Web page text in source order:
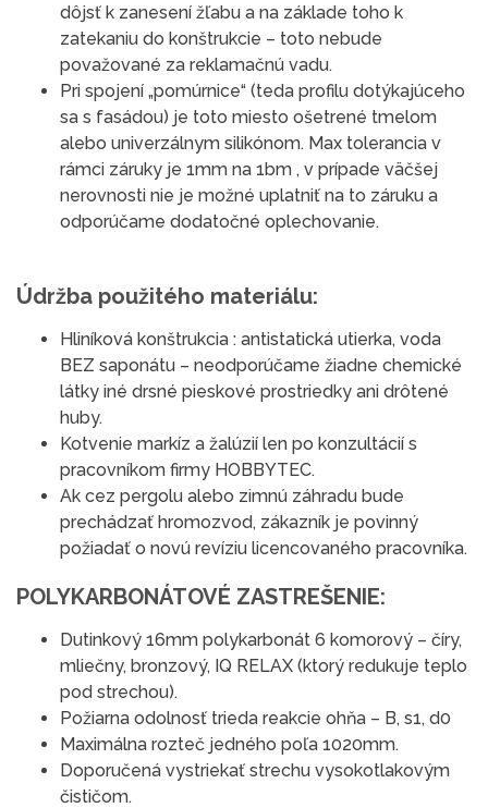
dôjsť k zanesení žľabu a na základe toho k
zatekaniu do konštrukcie – toto nebude
považované za reklamačnú vadu.
Pri spojení „pomúrnice“ (teda profilu dotýkajúceho
sa s fasádou) je toto miesto ošetrené tmelom
alebo univerzálnym silikónom. Max tolerancia v
rámci záruky je 1mm na 1bm , v prípade väčšej
nerovnosti nie je možné uplatniť na to záruku a
odporúčame dodatočné oplechovanie.
Údržba použitého materiálu:
Hliníková konštrukcia : antistatická utierka, voda
BEZ saponátu – neodporúčame žiadne chemické
látky iné drsné pieskové prostriedky ani drôtené
huby.
Kotvenie markíz a žalúzií len po konzultácií s
pracovníkom firmy HOBBYTEC.
Ak cez pergolu alebo zimnú záhradu bude
prechádzať hromozvod, zákazník je povinný
požiadať o novú revíziu licencovaného pracovníka.
POLYKARBONÁTOVÉ ZASTREŠENIE:
Dutinkový 16mm polykarbonát 6 komorový – číry,
mliečny, bronzový, IQ RELAX (ktorý redukuje teplo
pod strechou).
Požiarna odolnosť trieda reakcie ohňa – B, s1, d0
Maximálna rozteč jedného poľa 1020mm.
Doporučená vystriekať strechu vysokotlakovým
čističom.